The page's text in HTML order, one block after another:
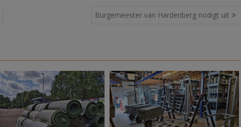
Burgemeester van Hardenberg nodigt uit